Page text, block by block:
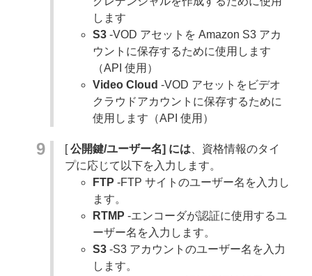
します
S3 -VOD アセットを Amazon S3 アカ
ウントに保存するために使用します
（API 使用）
Video Cloud -VOD アセットをビデオ
クラウドアカウントに保存するために
使用します（API 使用）
[公開鍵/ユーザー名] には 、資格情報のタイ
プに応じて以下を入力します。
FTP -FTP サイトのユーザー名を入力し
ます。
RTMP -エンコーダが認証に使用するユ
ーザー名を入力します。
S3 -S3 アカウントのユーザー名を入力
します。